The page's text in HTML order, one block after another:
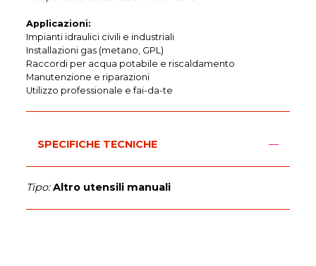
Applicazioni:
Impianti idraulici civili e industriali
Installazioni gas (metano, GPL)
Raccordi per acqua potabile e riscaldamento
Manutenzione e riparazioni
Utilizzo professionale e fai-da-te
SPECIFICHE TECNICHE
Tipo: Altro utensili manuali